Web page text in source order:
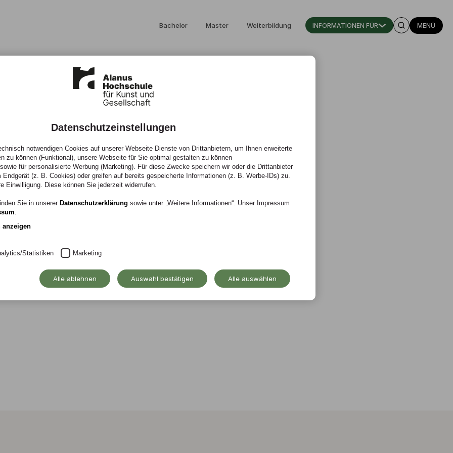
Bachelor Master Weiterbildung INFORMATIONEN FÜR MENÜ
lehren
geht das?
an der Alanus
am 7. und 8.
Datenschutzeinstellungen
notwendigen Cookies auf unserer Webseite Dienste von Drittanbietern, um Ihnen erweiterte
zu können (Funktional), unsere Webseite für Sie optimal gestalten zu können
für personalisierte Werbung (Marketing). Für diese Zwecke speichern wir oder die Drittanbieter
Endgerät (z. B. Cookies) oder greifen auf bereits gespeicherte Informationen (z. B. Werbe-IDs) zu.
Einwilligung. Diese können Sie jederzeit widerrufen.
Sie in unserer Datenschutzerklärung sowie unter „Weitere Informationen“. Unser Impressum
.
anzeigen
Statistiken Marketing
Alle ablehnen Auswahl bestätigen Alle auswählen